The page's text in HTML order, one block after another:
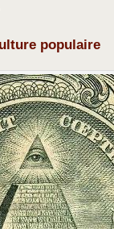
populaire